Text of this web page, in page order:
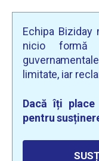
Echipa
nicio formă
limitate, iar
Dacă îți
pentru